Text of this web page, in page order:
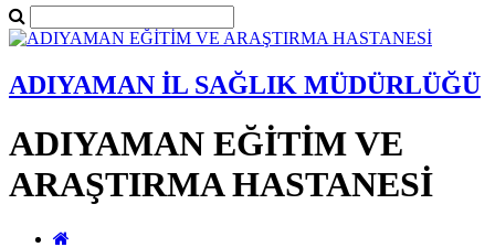
ADIYAMAN İL SAĞLIK MÜDÜRLÜĞÜ
ADIYAMAN EĞİTİM VE
ARAŞTIRMA HASTANESİ